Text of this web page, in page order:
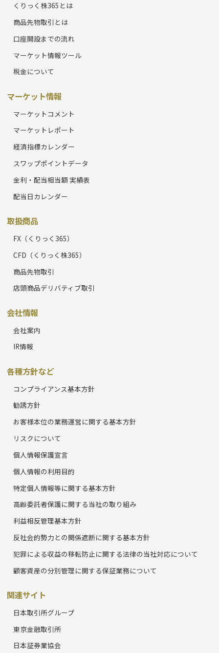
くりっく株365とは
商品先物取引とは
口座開設までの流れ
マーケット情報ツール
税金について
マーケット情報
マーケットコメント
マーケットレポート
経済指標カレンダー
スワップポイントデータ
金利・配当相当額 実績表
配当日カレンダー
取扱商品
FX（くりっく365）
CFD（くりっく株365）
商品先物取引
店頭商品デリバティブ取引
会社情報
会社案内
IR情報
各種方針など
コンプライアンス基本方針
勧誘方針
お客様本位の業務運営に関する基本方針
リスクについて
個人情報保護宣言
個人情報の利用目的
特定個人情報等に関する基本方針
高齢委託者保護に関する当社の取り組み
利益相反管理基本方針
反社会的勢力との関係遮断に関する基本方針
犯罪による収益の移転防止に関する法律の当社対応について
顧客資産の分別管理に関する保証業務について
関連サイト
日本取引所グループ
東京金融取引所
日本証券業協会